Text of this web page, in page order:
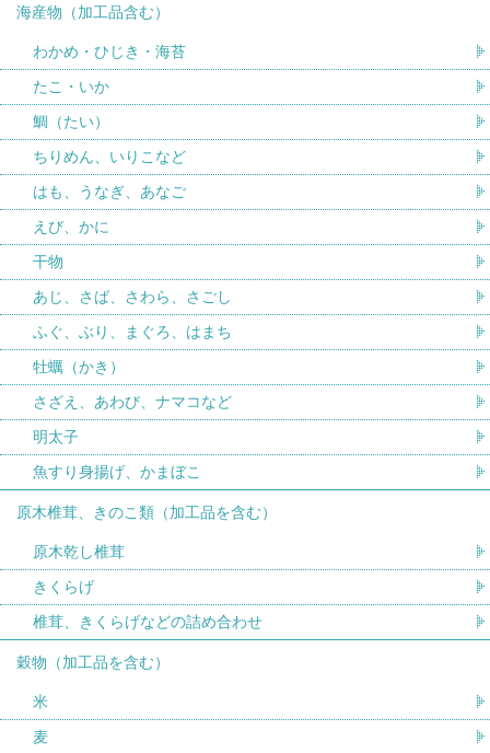
海産物（加工品含む）
わかめ・ひじき・海苔
たこ・いか
鯛（たい）
ちりめん、いりこなど
はも、うなぎ、あなご
えび、かに
干物
あじ、さば、さわら、さごし
ふぐ、ぶり、まぐろ、はまち
牡蠣（かき）
さざえ、あわび、ナマコなど
明太子
魚すり身揚げ、かまぼこ
原木椎茸、きのこ類（加工品を含む）
原木乾し椎茸
きくらげ
椎茸、きくらげなどの詰め合わせ
穀物（加工品を含む）
米
麦